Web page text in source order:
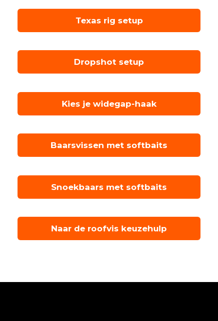
Texas rig setup
Dropshot setup
Kies je widegap-haak
Baarsvissen met softbaits
Snoekbaars met softbaits
Naar de roofvis keuzehulp